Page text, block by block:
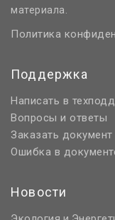
материала.
Политика
Поддержка
Написать в
Вопросы и ответы
Заказать документ
Ошибка в
Новости